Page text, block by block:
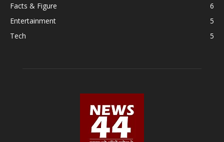
Facts & Figure
6
Entertainment
5
Tech
5